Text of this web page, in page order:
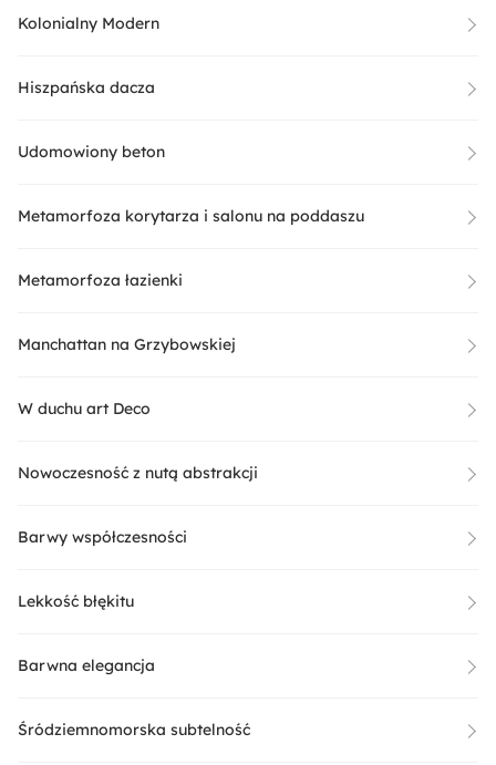
Kolonialny Modern
Hiszpańska dacza
Udomowiony beton
Metamorfoza korytarza i salonu na poddaszu
Metamorfoza łazienki
Manchattan na Grzybowskiej
W duchu art Deco
Nowoczesność z nutą abstrakcji
Barwy współczesności
Lekkość błękitu
Barwna elegancja
Śródziemnomorska subtelność